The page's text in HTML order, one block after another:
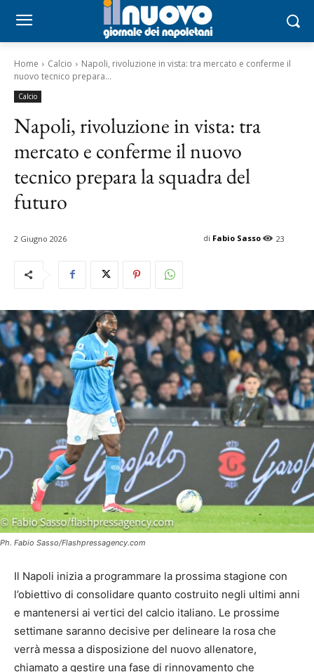
Home Calcio
Napoli, rivoluzione in vista: tra mercato e conferme il
nuovo tecnico prepara...
Calcio
Napoli, rivoluzione in vista: tra
mercato e conferme il nuovo
tecnico prepara la squadra del
futuro
2 Giugno 2026 23
di Fabio Sasso
Ph. Fabio Sasso/Flashpressagency.com
Il Napoli inizia a programmare la prossima stagione con
l’obiettivo di consolidare quanto costruito negli ultimi anni
e mantenersi ai vertici del calcio italiano. Le prossime
settimane saranno decisive per delineare la rosa che
verrà messa a disposizione del nuovo allenatore,
chiamato a gestire una fase di rinnovamento che